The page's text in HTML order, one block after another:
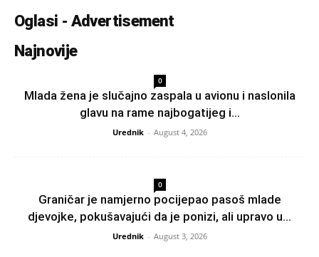
Oglasi - Advertisement
Najnovije
0
Mlada žena je slučajno zaspala u avionu i naslonila
glavu na rame najbogatijeg i...
Urednik - August 4, 2026
0
Graničar je namjerno pocijepao pasoš mlade
djevojke, pokušavajući da je ponizi, ali upravo u...
Urednik - August 3, 2026